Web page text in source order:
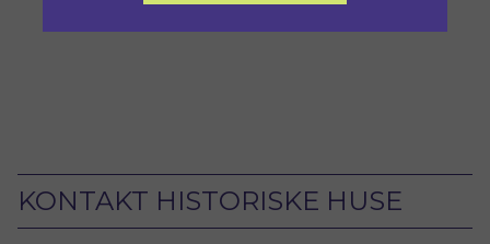
KONTAKT HISTORISKE HUSE